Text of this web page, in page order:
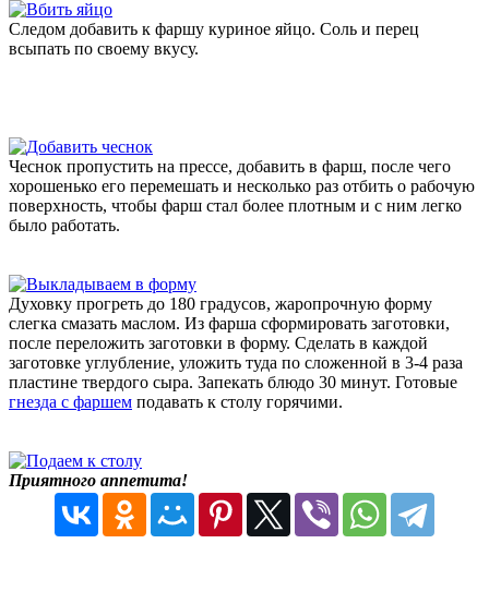
Следом добавить к фаршу куриное яйцо. Соль и перец
всыпать по своему вкусу.
Чеснок пропустить на прессе, добавить в фарш, после чего
хорошенько его перемешать и несколько раз отбить о рабочую
поверхность, чтобы фарш стал более плотным и с ним легко
было работать.
Духовку прогреть до 180 градусов, жаропрочную форму
слегка смазать маслом. Из фарша сформировать заготовки,
после переложить заготовки в форму. Сделать в каждой
заготовке углубление, уложить туда по сложенной в 3-4 раза
пластине твердого сыра. Запекать блюдо 30 минут. Готовые
гнезда с фаршем подавать к столу горячими.
Приятного аппетита!